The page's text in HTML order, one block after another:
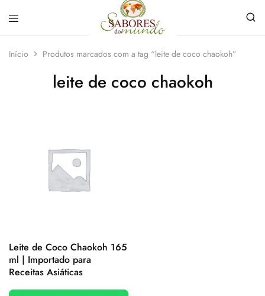
do
Mundo
loja
de
e
Especiarias
Início Produtos marcados com a tag “leite de coco chaokoh”
leite de coco chaokoh
Leite de Coco Chaokoh 165
ml | Importado para
Receitas Asiáticas